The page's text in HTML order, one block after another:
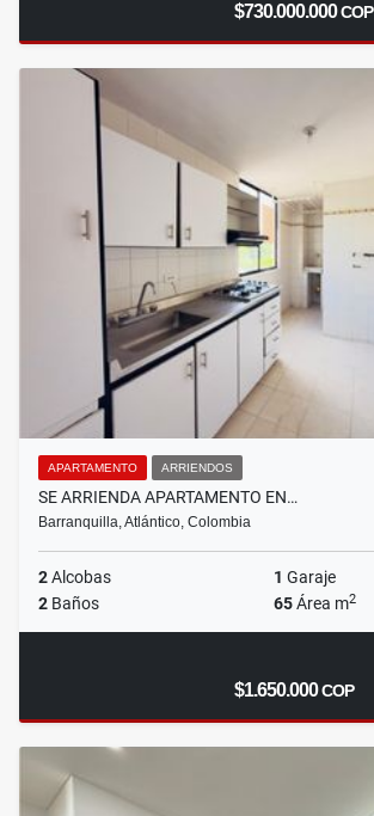
$730.000.000COP
APARTAMENTO ARRIENDOS
SE ARRIENDA APARTAMENTO EN…
Barranquilla, Atlántico, Colombia
2Alcobas 1 Garaje
2 Baños 65Área m2
$1.650.000COP